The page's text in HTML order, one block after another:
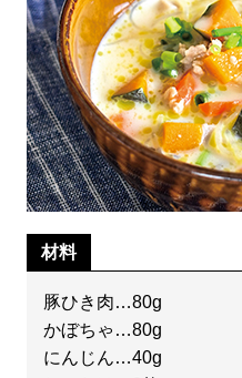
材料
豚ひき肉…80g
かぼちゃ…80g
にんじん…40g